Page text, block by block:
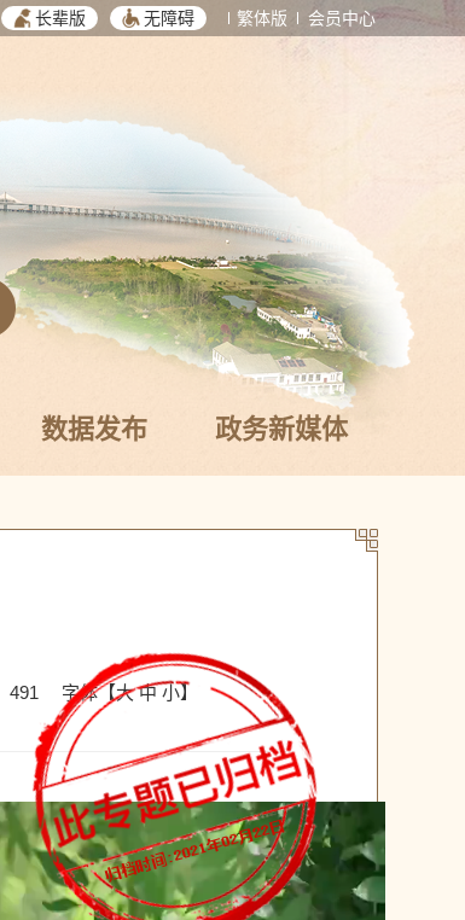
长辈版 无障碍 繁体版 会员中心
数据发布 政务新媒体
491 字体【大 中 小】